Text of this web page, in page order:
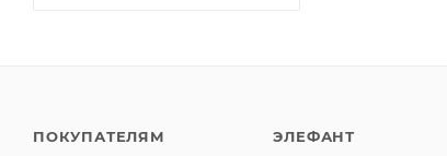
ПОКУПАТЕЛЯМ ЭЛЕФАНТ